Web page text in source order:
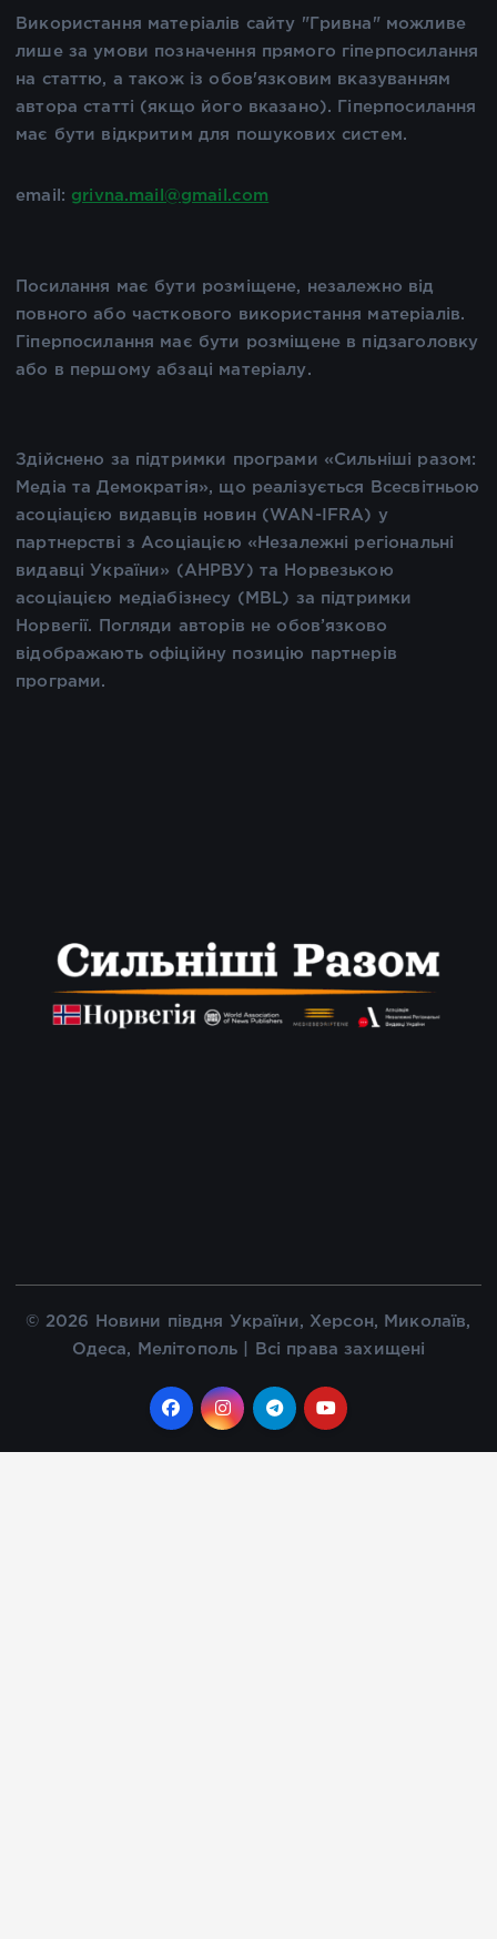
Використання матеріалів сайту "Гривна" можливе
лише за умови позначення прямого гіперпосилання
на статтю, а також із обов'язковим вказуванням
автора статті (якщо його вказано). Гіперпосилання
має бути відкритим для пошукових систем.
email: grivna.mail@gmail.com
Посилання має бути розміщене, незалежно від
повного або часткового використання матеріалів.
Гіперпосилання має бути розміщене в підзаголовку
або в першому абзаці матеріалу.
Здійснено за підтримки програми «Сильніші разом:
Медіа та Демократія», що реалізується Всесвітньою
асоціацією видавців новин (WAN-IFRA) у
партнерстві з Асоціацією «Незалежні регіональні
видавці України» (АНРВУ) та Норвезькою
асоціацією медіабізнесу (MBL) за підтримки
Норвегії. Погляди авторів не обов’язково
відображають офіційну позицію партнерів
програми.
© 2026 Новини півдня України, Херсон, Миколаїв,
Одеса, Мелітополь | Всі права захищені